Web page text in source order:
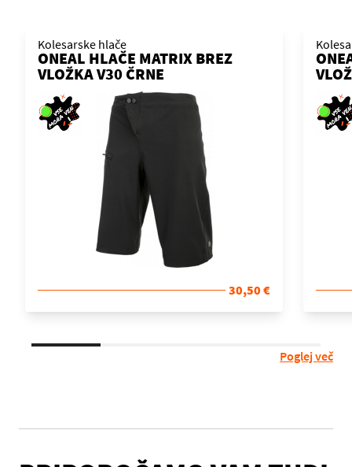
Kolesarske hlače
ONEAL HLAČE MATRIX BREZ
VLOŽKA V30 ČRNE
30,50 €
Poglej več